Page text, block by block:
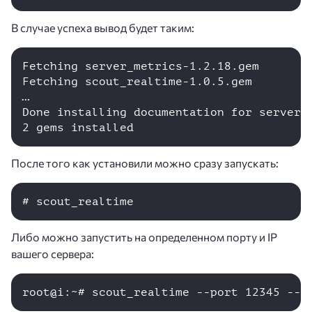
В случае успеха вывод будет таким:
Fetching server_metrics-1.2.18.gem
Fetching scout_realtime-1.0.5.gem
…
Done installing documentation for
2 gems installed
После того как установили можно сразу запускать:
# scout_realtime
Либо можно запустить на определенном порту и IP
вашего сервера:
root@i:~# scout_realtime --port 12345 --